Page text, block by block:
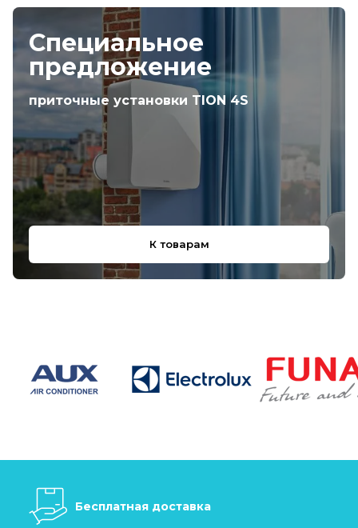
Специальное
предложение
приточные установки TION 4S
К товарам
Бесплатная доставка